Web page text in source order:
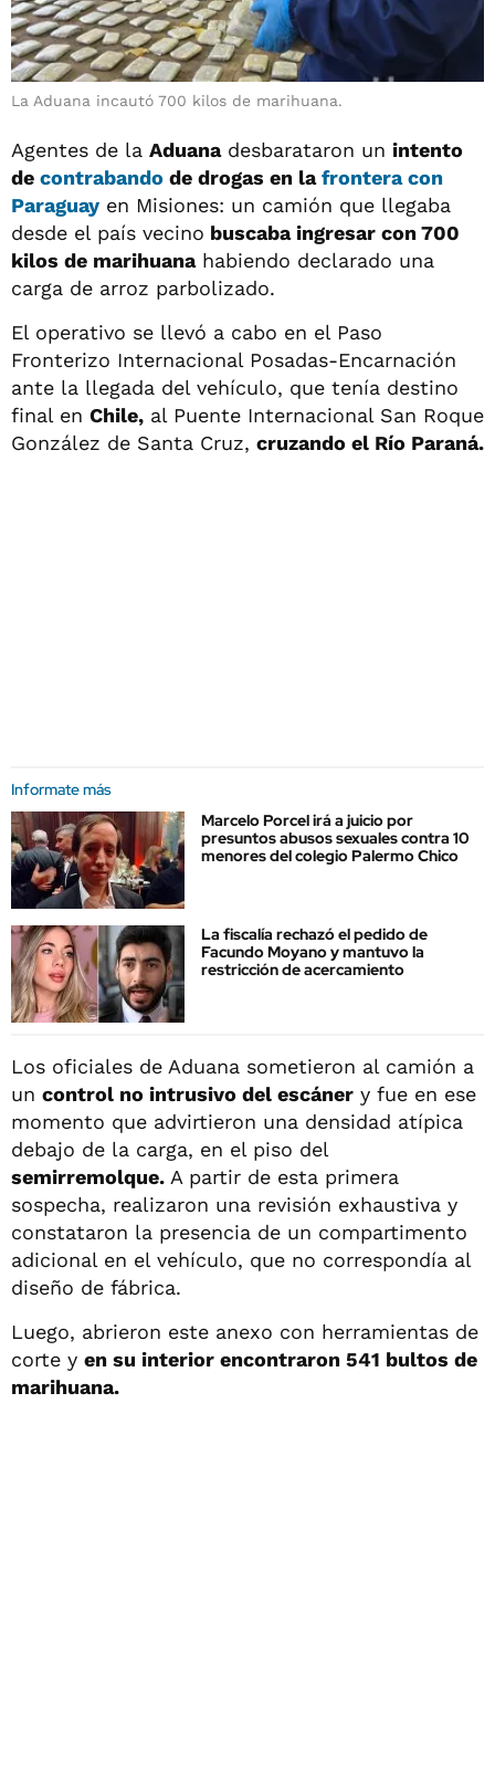
La Aduana incautó 700 kilos de marihuana.
Agentes de la Aduanadesbarataron un intento
de contrabando de drogas en lafrontera con
Paraguay en Misiones: un camión que llegaba
desde el país vecino buscaba ingresar con 700
kilos de marihuanahabiendo declarado una
carga de arroz parbolizado.
El operativo se llevó a cabo en el Paso
Fronterizo Internacional Posadas-Encarnación
ante la llegada del vehículo, que tenía destino
final en Chile, al Puente Internacional San Roque
González de Santa Cruz, cruzando el Río Paraná.
Informate más
Marcelo Porcel irá a juicio por
presuntos abusos sexuales contra 10
menores del colegio Palermo Chico
La fiscalía rechazó el pedido de
Facundo Moyano y mantuvo la
restricción de acercamiento
Los oficiales de Aduana sometieron al camión a
un control no intrusivo del escáner y fue en ese
momento que advirtieron una densidad atípica
debajo de la carga, en el piso del
semirremolque. A partir de esta primera
sospecha, realizaron una revisión exhaustiva y
constataron la presencia de un compartimento
adicional en el vehículo, que no correspondía al
diseño de fábrica.
Luego, abrieron este anexo con herramientas de
corte y en su interior encontraron 541 bultos de
marihuana.